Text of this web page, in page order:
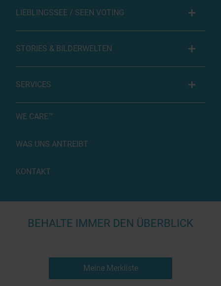
LIEBLINGSSEE / SEEN VOTING
STORIES & BILDERWELTEN
SERVICES
WE CARE™
WAS UNS ANTREIBT
KONTAKT
BEHALTE IMMER DEN ÜBERBLICK
Meine Merkliste